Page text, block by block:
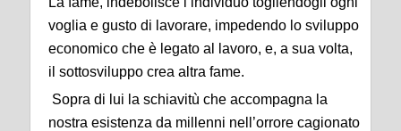
voglia e gusto di lavorare, impedendo lo sviluppo
economico che è legato al lavoro, e, a sua volta,
il sottosviluppo crea altra fame.
Sopra di lui la schiavitù che accompagna la
nostra esistenza da millenni nell’orrore cagionato